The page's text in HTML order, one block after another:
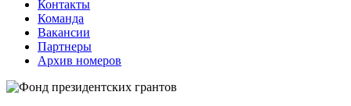
Контакты
Команда
Вакансии
Партнеры
Архив номеров